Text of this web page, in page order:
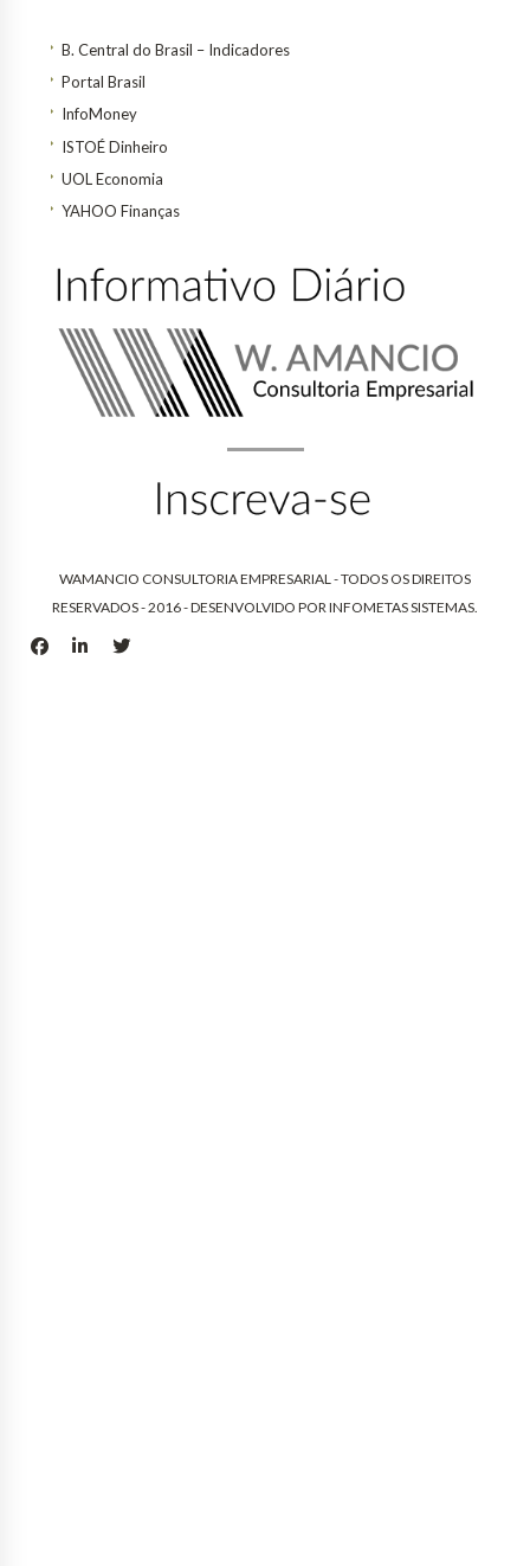
B. Central do Brasil – Indicadores
Portal Brasil
InfoMoney
ISTOÉ Dinheiro
UOL Economia
YAHOO Finanças
WAMANCIO CONSULTORIA EMPRESARIAL - TODOS OS DIREITOS
RESERVADOS - 2016 - DESENVOLVIDO PORINFOMETAS SISTEMAS.